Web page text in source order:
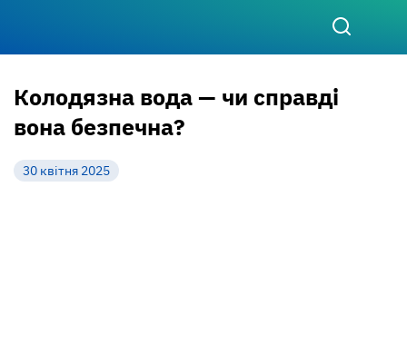
Колодязна вода — чи справді
вона безпечна?
30 квітня 2025